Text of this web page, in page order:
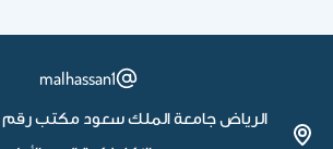
malhassan1